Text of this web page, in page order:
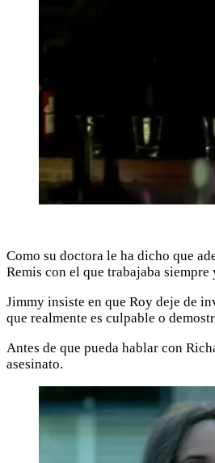
Como su doctora le ha dicho que
Remis con el que trabajaba
Jimmy insiste en que Roy deje de
que realmente es culpable o
Antes de que pueda hablar con
asesinato.